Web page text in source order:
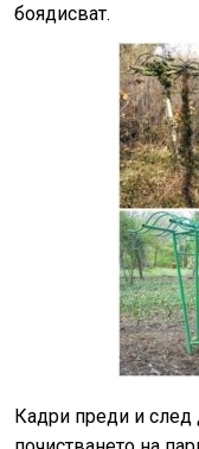
боядисват.
Кадри преди и след